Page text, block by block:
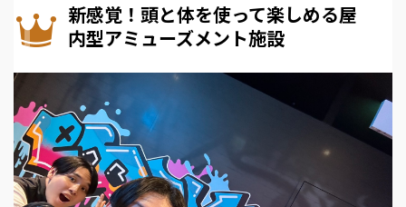
新感覚！頭と体を使って楽しめる屋
内型アミューズメント施設